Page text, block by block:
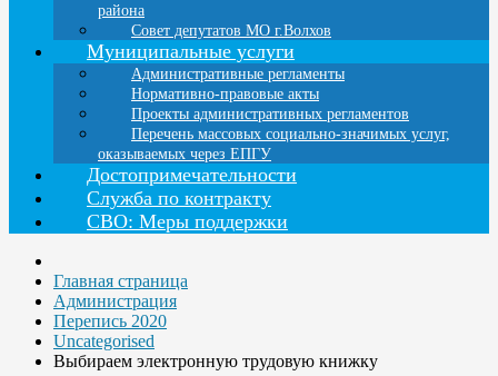
района
Совет депутатов МО г.Волхов
Муниципальные услуги
Административные регламенты
Нормативно-правовые акты
Проекты административных регламентов
Перечень массовых социально-значимых услуг,
оказываемых через ЕПГУ
Достопримечательности
Служба по контракту
СВО: Меры поддержки
Главная страница
Администрация
Перепись 2020
Uncategorised
Выбираем электронную трудовую книжку